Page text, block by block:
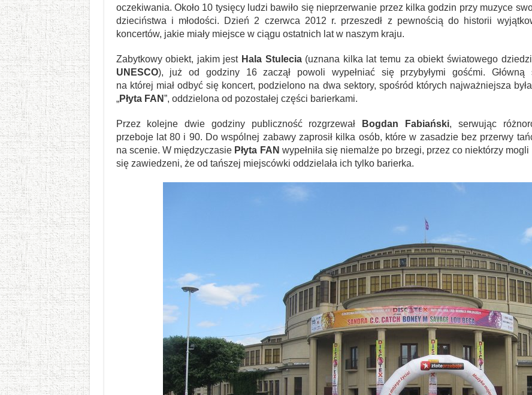
oczekiwania. Około 10 tysięcy ludzi bawiło się nieprzerwanie przez kilka godzin przy muzyce
dzieciństwa i młodości. Dzień 2 czerwca 2012 r. przeszedł z pewnością do historii
koncertów, jakie miały miejsce w ciągu ostatnich lat w naszym kraju.
Zabytkowy obiekt, jakim jest Hala Stulecia(uznana kilka lat temu za obiekt światowego
UNESCO), już od godziny 16 zaczął powoli wypełniać się przybyłymi gośćmi. Główną
na której miał odbyć się koncert, podzielono na dwa sektory, spośród których najważniejsza
„Płyta FAN”, oddzielona od pozostałej części barierkami.
Przez kolejne dwie godziny publiczność rozgrzewał Bogdan Fabiański, serwując
przeboje lat 80 i 90. Do wspólnej zabawy zaprosił kilka osób, które w zasadzie bez przerwy
na scenie. W międzyczasie Płyta FAN wypełniła się niemalże po brzegi, przez co niektórzy mogli
się zawiedzeni, że od tańszej miejscówki oddzielała ich tylko barierka.